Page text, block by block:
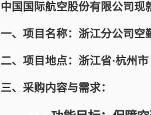
中国国际航空股份有限公司现
一、项目名称：浙江分公司空
二、项目地点：浙江省·杭州市
三、采购内容与需求：